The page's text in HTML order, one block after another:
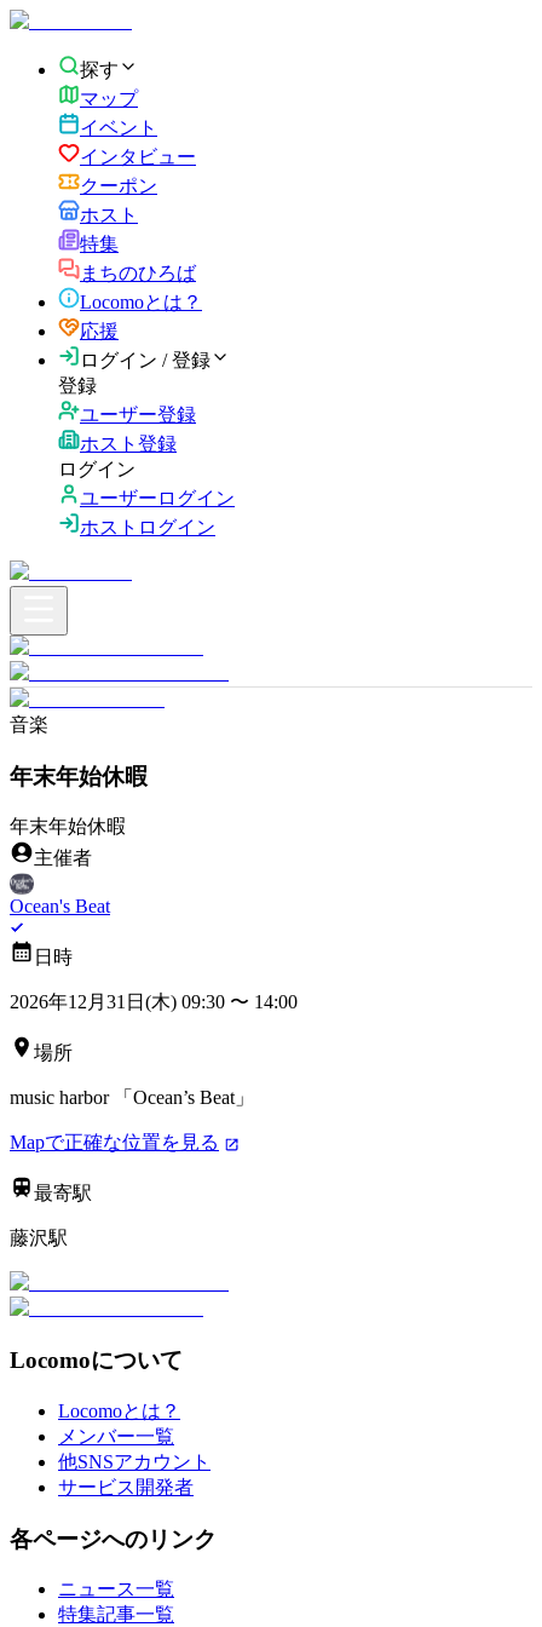
探す
マップ
イベント
インタビュー
クーポン
ホスト
特集
まちのひろば
Locomoとは？
応援
ログイン / 登録
登録
ユーザー登録
ホスト登録
ログイン
ユーザーログイン
ホストログイン
音楽
年末年始休暇
年末年始休暇
主催者
Ocean's Beat
日時
2026年12月31日(木) 09:30 〜 14:00
場所
music harbor 「Ocean’s Beat」
Mapで正確な位置を見る
最寄駅
藤沢駅
Locomoについて
Locomoとは？
メンバー一覧
他SNSアカウント
サービス開発者
各ページへのリンク
ニュース一覧
特集記事一覧